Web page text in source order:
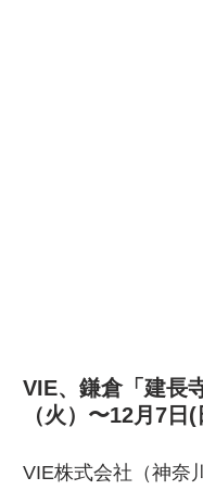
VIE、鎌倉「建長
（火）〜12月7日
VIE株式会社（神奈